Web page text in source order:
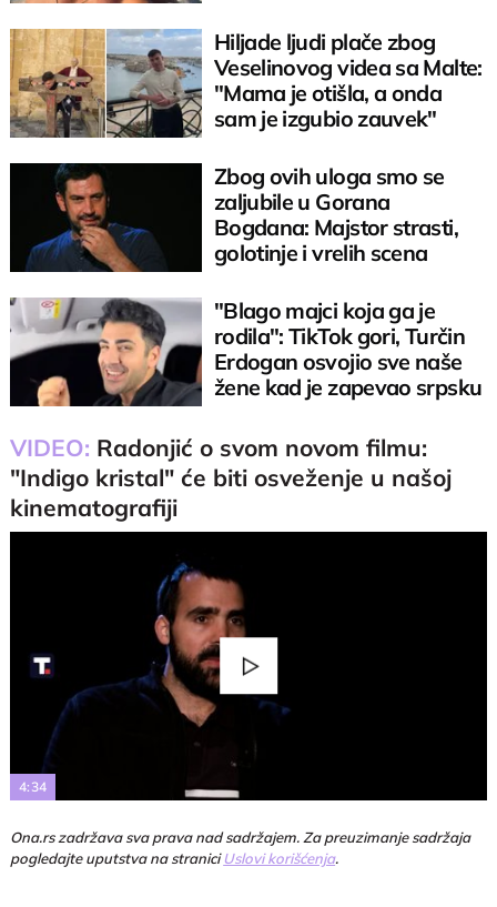
Hiljade ljudi plače zbog
Veselinovog videa sa Malte:
"Mama je otišla, a onda
sam je izgubio zauvek"
Zbog ovih uloga smo se
zaljubile u Gorana
Bogdana: Majstor strasti,
golotinje i vrelih scena
"Blago majci koja ga je
rodila": TikTok gori, Turčin
Erdogan osvojio sve naše
žene kad je zapevao srpsku
VIDEO: Radonjić o svom novom filmu:
"Indigo kristal" će biti osveženje u našoj
kinematografiji
Play
Video
4:34
Ona.rs zadržava sva prava nad sadržajem. Za preuzimanje sadržaja
pogledajte uputstva na straniciUslovi korišćenja.